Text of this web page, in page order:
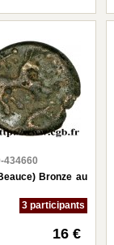
434660
Bronze au
3 participants
16 €